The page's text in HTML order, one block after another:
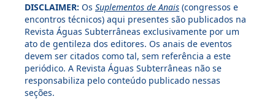
DISCLAIMER: Os Suplementos de Anais (congressos e
encontros técnicos) aqui presentes são publicados na
Revista Águas Subterrâneas exclusivamente por um
ato de gentileza dos editores. Os anais de eventos
devem ser citados como tal, sem referência a este
periódico. A Revista Águas Subterrâneas não se
responsabiliza pelo conteúdo publicado nessas
seções.